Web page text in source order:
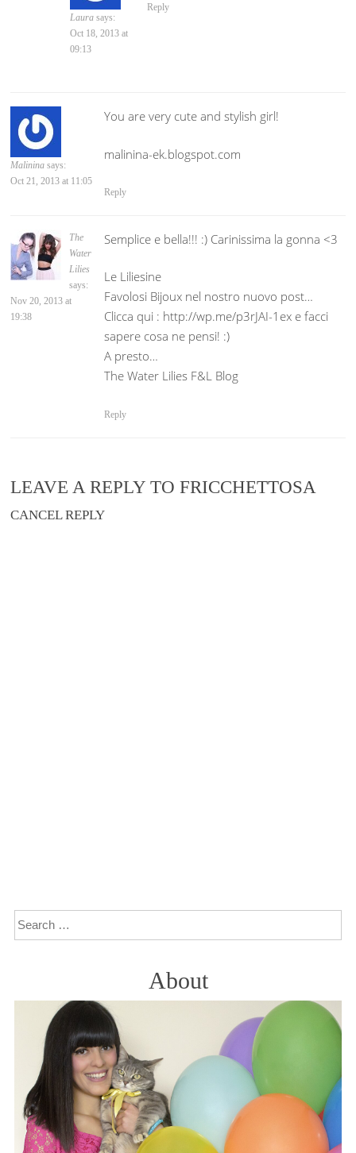
Laura says:
Oct 18, 2013 at
09:13
Reply
Malinina says:
Oct 21, 2013 at 11:05
You are very cute and stylish girl!
malinina-ek.blogspot.com
Reply
The
Water
Lilies
says:
Nov 20, 2013 at
19:38
Semplice e bella!!! :) Carinissima la gonna <3
Le Liliesine
Favolosi Bijoux nel nostro nuovo post…
Clicca qui : http://wp.me/p3rJAI-1ex e facci
sapere cosa ne pensi! :)
A presto…
The Water Lilies F&L Blog
Reply
LEAVE A REPLY TOFRICCHETTOSA
CANCEL REPLY
Search
About